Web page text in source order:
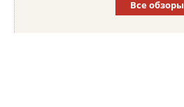
Все обзоры